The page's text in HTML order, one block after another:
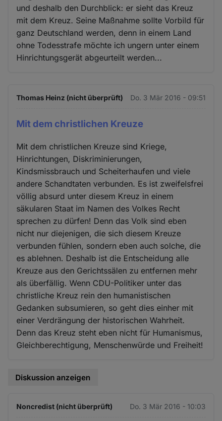
und deshalb den Durchblick: er sieht das Kreuz
mit dem Kreuz. Seine Maßnahme sollte Vorbild für
ganz Deutschland werden, denn in einem Land
ohne Todesstrafe möchte ich ungern unter einem
Hinrichtungsgerät abgeurteilt werden...
Thomas Heinz (nicht überprüft) Do. 3 Mär 2016 - 09:51
Mit dem christlichen Kreuze
Mit dem christlichen Kreuze sind Kriege,
Hinrichtungen, Diskriminierungen,
Kindsmissbrauch und Scheiterhaufen und viele
andere Schandtaten verbunden. Es ist zweifelsfrei
völlig absurd unter diesem Kreuz in einem
säkularen Staat im Namen des Volkes Recht
sprechen zu dürfen! Denn das Volk sind eben
nicht nur diejenigen, die sich diesem Kreuze
verbunden fühlen, sondern eben auch solche, die
es ablehnen. Deshalb ist die Entscheidung alle
Kreuze aus den Gerichtssälen zu entfernen mehr
als überfällig. Wenn CDU-Politiker unter das
christliche Kreuz rein den humanistischen
Gedanken subsumieren, so geht dies einher mit
einer Verdrängung der historischen Wahrheit.
Denn das Kreuz steht eben nicht für Humanismus,
Gleichberechtigung, Menschenwürde und Freiheit!
Diskussion anzeigen
Noncredist (nicht überprüft) Do. 3 Mär 2016 - 10:03